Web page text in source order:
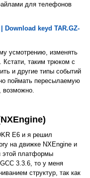
для телефонов
Download keyd TAR.GZ-
усмотрению, изменять
таким трюком с
и другие типы событий
поймать пересылаемую
возможно.
E6 и я решил
на движке NXEngine и
этой платформы
3.3.6, то у меня
структур, так как